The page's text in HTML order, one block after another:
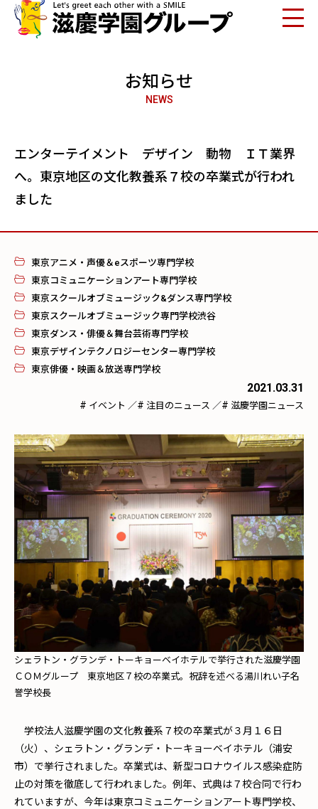
お知らせ
NEWS
エンターテイメント デザイン 動物 ＩＴ業界
へ。東京地区の文化教養系７校の卒業式が行われ
ました
東京アニメ・声優＆eスポーツ専門学校
東京コミュニケーションアート専門学校
東京スクールオブミュージック&ダンス専門学校
東京スクールオブミュージック専門学校渋谷
東京ダンス・俳優＆舞台芸術専門学校
東京デザインテクノロジーセンター専門学校
東京俳優・映画＆放送専門学校
2021.03.31
# イベント ／# 注目のニュース ／# 滋慶学園ニュース
シェラトン・グランデ・トーキョーベイホテルで挙行された滋慶学園
ＣＯＭグループ 東京地区７校の卒業式。祝辞を述べる湯川れい子名
誉学校長
学校法人滋慶学園の文化教養系７校の卒業式が３月１６日
（火）、シェラトン・グランデ・トーキョーベイホテル（浦安
市）で挙行されました。卒業式は、新型コロナウイルス感染症防
止の対策を徹底して行われました。例年、式典は７校合同で行わ
れていますが、今年は東京コミュニケーションアート専門学校、